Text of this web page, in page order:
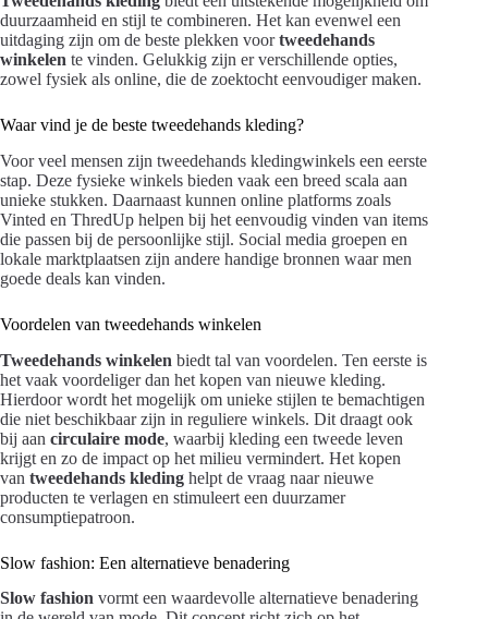
duurzaamheid en stijl te combineren. Het kan evenwel een
uitdaging zijn om de beste plekken voortweedehands
winkelen te vinden. Gelukkig zijn er verschillende opties,
zowel fysiek als online, die de zoektocht eenvoudiger maken.
Waar vind je de beste tweedehands kleding?
Voor veel mensen zijn tweedehands kledingwinkels een eerste
stap. Deze fysieke winkels bieden vaak een breed scala aan
unieke stukken. Daarnaast kunnen online platforms zoals
Vinted en ThredUp helpen bij het eenvoudig vinden van items
die passen bij de persoonlijke stijl. Social media groepen en
lokale marktplaatsen zijn andere handige bronnen waar men
goede deals kan vinden.
Voordelen van tweedehands winkelen
Tweedehands winkelen biedt tal van voordelen. Ten eerste is
het vaak voordeliger dan het kopen van nieuwe kleding.
Hierdoor wordt het mogelijk om unieke stijlen te bemachtigen
die niet beschikbaar zijn in reguliere winkels. Dit draagt ook
bij aan circulaire mode, waarbij kleding een tweede leven
krijgt en zo de impact op het milieu vermindert. Het kopen
van tweedehands kleding helpt de vraag naar nieuwe
producten te verlagen en stimuleert een duurzamer
consumptiepatroon.
Slow fashion: Een alternatieve benadering
Slow fashion vormt een waardevolle alternatieve benadering